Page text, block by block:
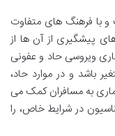
با فرهنگ های متفاوت
پیشگیری از آن ها از
ویروسی حاد و عفونی
باشد و در موارد حاد،
به مسافران کمک می
در شرایط خاص، را